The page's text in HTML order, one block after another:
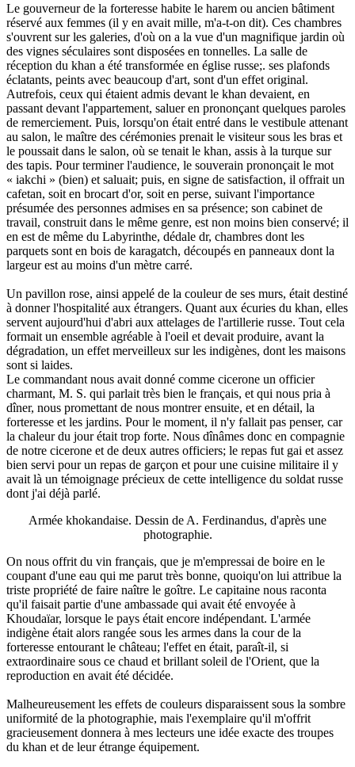
Le gouverneur de la forteresse habite le harem ou ancien bâtiment
réservé aux femmes (il y en avait mille, m'a-t-on dit). Ces chambres
s'ouvrent sur les galeries, d'où on a la vue d'un magnifique jardin où
des vignes séculaires sont disposées en tonnelles. La salle de
réception du khan a été transformée en église russe;. ses plafonds
éclatants, peints avec beaucoup d'art, sont d'un effet original.
Autrefois, ceux qui étaient admis devant le khan devaient, en
passant devant l'appartement, saluer en prononçant quelques paroles
de remerciement. Puis, lorsqu'on était entré dans le vestibule attenant
au salon, le maître des cérémonies prenait le visiteur sous les bras et
le poussait dans le salon, où se tenait le khan, assis à la turque sur
des tapis. Pour terminer l'audience, le souverain prononçait le mot
« iakchi » (bien) et saluait; puis, en signe de satisfaction, il offrait un
cafetan, soit en brocart d'or, soit en perse, suivant l'importance
présumée des personnes admises en sa présence; son cabinet de
travail, construit dans le même genre, est non moins bien conservé; il
en est de même du Labyrinthe, dédale dr, chambres dont les
parquets sont en bois de karagatch, découpés en panneaux dont la
largeur est au moins d'un mètre carré.
Un pavillon rose, ainsi appelé de la couleur de ses murs, était destiné
à donner l'hospitalité aux étrangers. Quant aux écuries du khan, elles
servent aujourd'hui d'abri aux attelages de l'artillerie russe. Tout cela
formait un ensemble agréable à l'oeil et devait produire, avant la
dégradation, un effet merveilleux sur les indigènes, dont les maisons
sont si laides.
Le commandant nous avait donné comme cicerone un officier
charmant, M. S. qui parlait très bien le français, et qui nous pria à
dîner, nous promettant de nous montrer ensuite, et en détail, la
forteresse et les jardins. Pour le moment, il n'y fallait pas penser, car
la chaleur du jour était trop forte. Nous dînâmes donc en compagnie
de notre cicerone et de deux autres officiers; le repas fut gai et assez
bien servi pour un repas de garçon et pour une cuisine militaire il y
avait là un témoignage précieux de cette intelligence du soldat russe
dont j'ai déjà parlé.
Armée khokandaise. Dessin de A. Ferdinandus, d'après une
photographie.
On nous offrit du vin français, que je m'empressai de boire en le
coupant d'une eau qui me parut très bonne, quoiqu'on lui attribue la
triste propriété de faire naître le goître. Le capitaine nous raconta
qu'il faisait partie d'une ambassade qui avait été envoyée à
Khoudaïar, lorsque le pays était encore indépendant. L'armée
indigène était alors rangée sous les armes dans la cour de la
forteresse entourant le château; l'effet en était, paraît-il, si
extraordinaire sous ce chaud et brillant soleil de l'Orient, que la
reproduction en avait été décidée.
Malheureusement les effets de couleurs disparaissent sous la sombre
uniformité de la photographie, mais l'exemplaire qu'il m'offrit
gracieusement donnera à mes lecteurs une idée exacte des troupes
du khan et de leur étrange équipement.